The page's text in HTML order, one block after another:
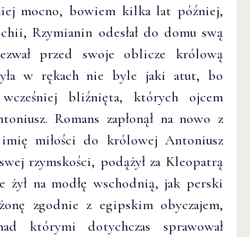
mocno, bowiem kilka lat później,
Rzymianin odesłał do domu swą
przed swoje oblicze królową
w rękach nie byle jaki atut, bo
bliźnięta, których ojcem
Romans zapłonął na nowo z
miłości do królowej Antoniusz
rzymskości, podążył za Kleopatrą
na modłę wschodnią, jak perski
zgodnie z egipskim obyczajem,
którymi dotychczas sprawował